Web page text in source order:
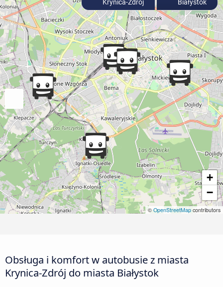
+
−
© OpenStreetMap contributors
Krynica-Zdrój Białystok
Obsługa i komfort w autobusie z miasta
Krynica-Zdrój do miasta Białystok